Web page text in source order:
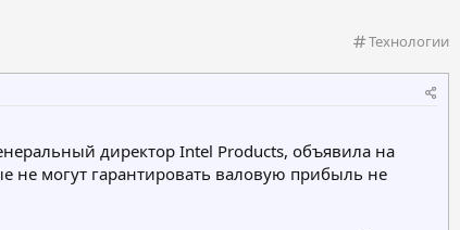
К
т
р
и
Технологии
директор Intel Products, объявила на
не могут гарантировать валовую прибыль не